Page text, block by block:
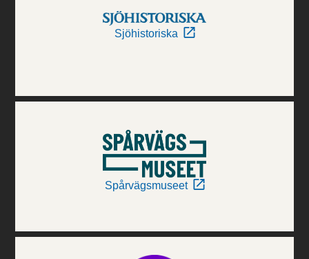
Sjöhistoriska
Spårvägsmuseet